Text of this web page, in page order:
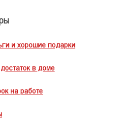
и хорошие подарки
в доме
на работе